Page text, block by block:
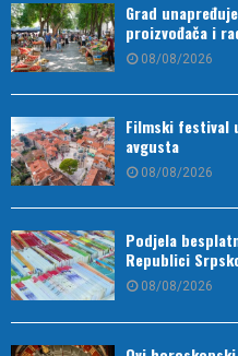
Grad
proizvođača i
08/08/2026
Filmski festival
avgusta
08/08/2026
Podjela
Republici
08/08/2026